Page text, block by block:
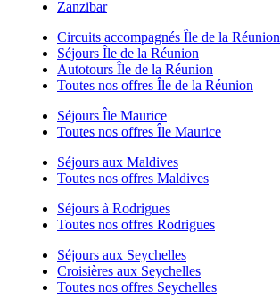
Zanzibar
Circuits accompagnés Île de la Réunion
Séjours Île de la Réunion
Autotours Île de la Réunion
Toutes nos offres Île de la Réunion
Séjours Île Maurice
Toutes nos offres Île Maurice
Séjours aux Maldives
Toutes nos offres Maldives
Séjours à Rodrigues
Toutes nos offres Rodrigues
Séjours aux Seychelles
Croisières aux Seychelles
Toutes nos offres Seychelles